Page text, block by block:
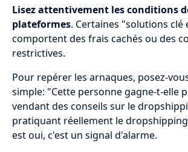
Lisez attentivement les conditions
plateformes. Certaines "solutions clé
comportent des frais cachés ou des
restrictives.
Pour repérer les arnaques, posez-
simple: "Cette personne gagne-t-elle
vendant des conseils sur le
pratiquant réellement le
est oui, c'est un signal d'alarme.